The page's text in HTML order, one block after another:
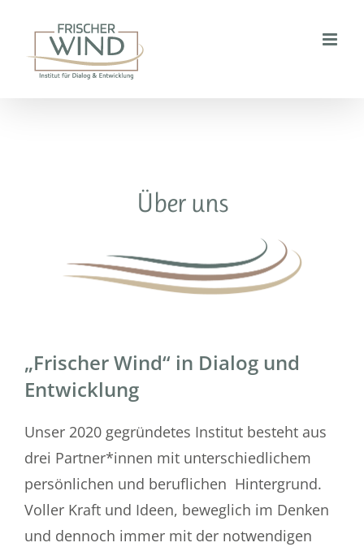
content
Über uns
„Frischer Wind“ in Dialog und
Entwicklung
Unser 2020 gegründetes Institut besteht aus
drei Partner*innen mit unterschiedlichem
persönlichen und beruflichen Hintergrund.
Voller Kraft und Ideen, beweglich im Denken
und dennoch immer mit der notwendigen